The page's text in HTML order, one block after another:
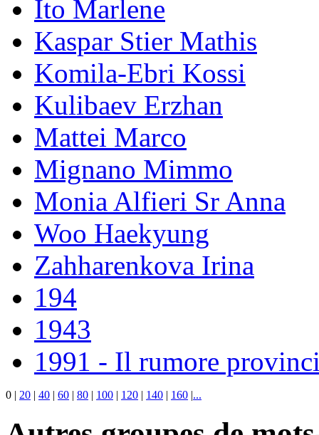
Ito Marlene
Kaspar Stier Mathis
Komila-Ebri Kossi
Kulibaev Erzhan
Mattei Marco
Mignano Mimmo
Monia Alfieri Sr Anna
Woo Haekyung
Zahharenkova Irina
194
1943
1991 - Il rumore
0 | 20 | 40 | 60 | 80 | 100 | 120 | 140 | 160 |...